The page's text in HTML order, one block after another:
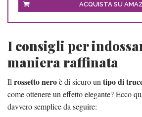
ACQUISTA SU
I consigli per
maniera raffinata
Ilrossetto neroè di sicuro untipo di
come ottenere un effetto elegante? Ecco
davvero semplice da seguire: